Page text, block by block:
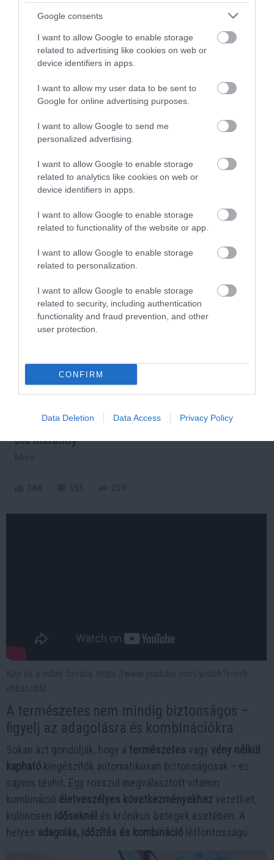
Google consents
I want to allow Google to enable storage
related to advertising like cookies on web or
device identifiers in apps.
I want to allow my user data to be sent to
Google for online advertising purposes.
I want to allow Google to send me
personalized advertising.
I want to allow Google to enable storage
related to analytics like cookies on web or
device identifiers in apps.
I want to allow Google to enable storage
related to functionality of the website or app.
I want to allow Google to enable storage
related to personalization.
I want to allow Google to enable storage
related to security, including authentication
functionality and fraud prevention, and other
user protection.
CONFIRM
Data Deletion Data Access Privacy Policy
4 h 41 min
Stop Eating These 3 Foods That Are Known to
Cause Parasites
4 h 57 min
Die Instantly
More
A természetes nem mindig biztonságos –
figyelj az adagolásra és kombinációkra
Sokan azt gondolják, hogy a természetes vagy vény nélkül
kapható kiegészítők automatikusan biztonságosak – ez
sajnos tévhit. Egy rosszul megválasztott vitamin
kombináció életveszélyes következményekhez vezethet,
különösen időseknél és krónikus betegek esetében. A
helyes adagolás, időzítés és kombináció létfontosságú.